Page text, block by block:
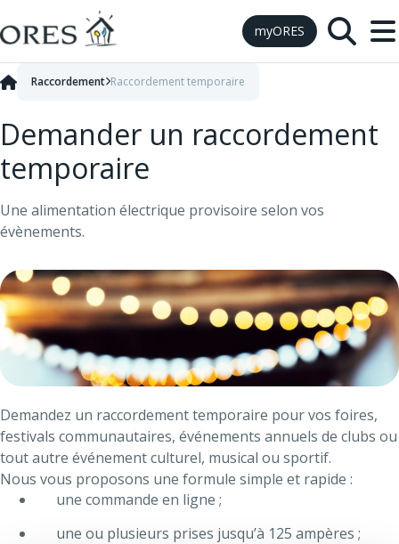
Skip to Content
myORES
Demander un raccordement
temporaire
Une alimentation électrique provisoire selon vos
évènements.
Raccordement Raccordement temporaire
Demandez un raccordement temporaire pour vos foires,
festivals communautaires, événements annuels de clubs ou
tout autre événement culturel, musical ou sportif.
Nous vous proposons une formule simple et rapide :
une commande en ligne ;
une ou plusieurs prises jusqu’à 125 ampères ;